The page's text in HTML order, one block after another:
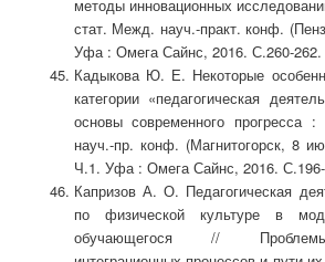
методы инновационных
стат. Межд. науч.-практ. конф.
Уфа : Омега Сайнс, 2016. С.260-262.
Кадыкова Ю. Е. Некоторые
категории «педагогическая
основы современного прогресса
науч.-пр. конф. (Магнитогорск, 8
Ч.1. Уфа : Омега Сайнс, 2016.
Капризов А. О. Педагогическая
по физической культуре в
обучающегося //